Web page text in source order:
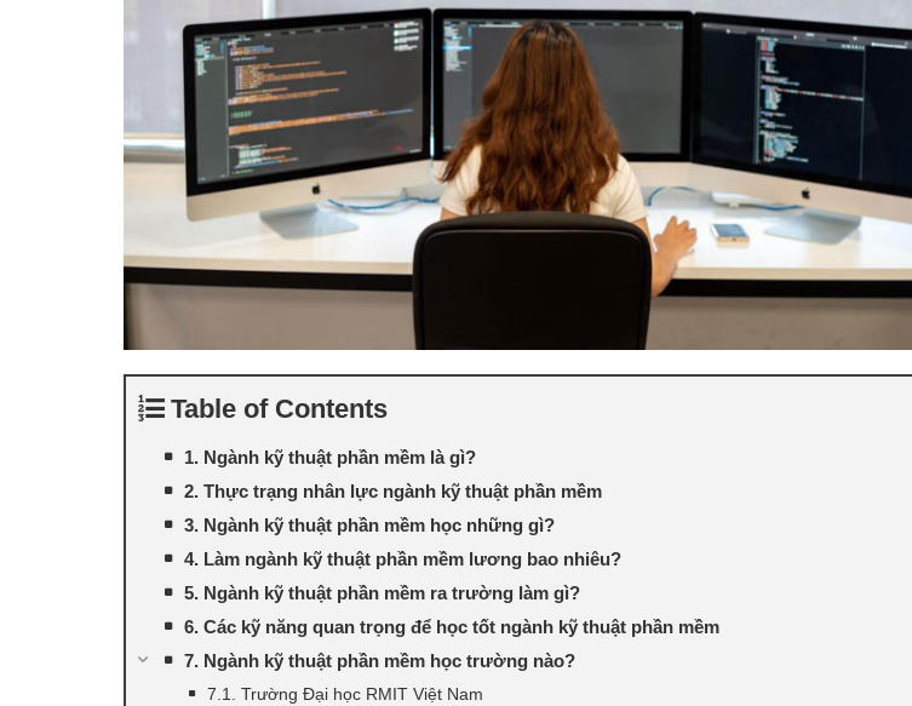
Table of Contents
1. Ngành kỹ thuật phần mềm là gì?
2. Thực trạng nhân lực ngành kỹ thuật phần mềm
3. Ngành kỹ thuật phần mềm học những gì?
4. Làm ngành kỹ thuật phần mềm lương bao nhiêu?
5. Ngành kỹ thuật phần mềm ra trường làm gì?
6. Các kỹ năng quan trọng để học tốt ngành kỹ thuật phần mềm
7. Ngành kỹ thuật phần mềm học trường nào?
7.1. Trường Đại học RMIT Việt Nam